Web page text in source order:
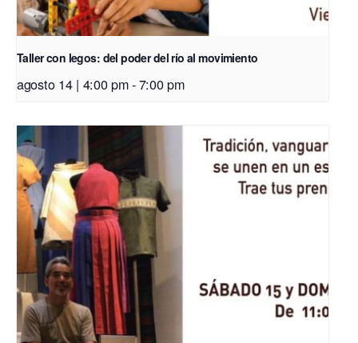
Taller con legos: del poder del río al movimiento
agosto 14 | 4:00 pm-7:00 pm